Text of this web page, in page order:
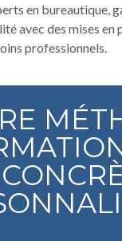
en bureautique,
avec des mises en
professionnels.